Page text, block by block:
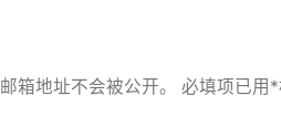
邮箱地址不会被公开。 必填项已用 *